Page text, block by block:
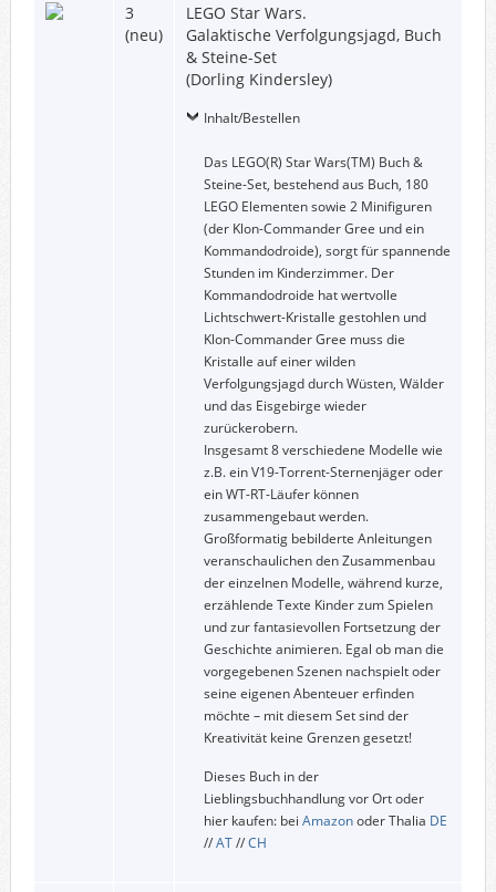
3
(neu)
LEGO Star Wars.
Galaktische Verfolgungsjagd, Buch
& Steine-Set
(Dorling Kindersley)
Inhalt/Bestellen
Das LEGO(R) Star Wars(TM) Buch &
Steine-Set, bestehend aus Buch, 180
LEGO Elementen sowie 2 Minifiguren
(der Klon-Commander Gree und ein
Kommandodroide), sorgt für spannende
Stunden im Kinderzimmer. Der
Kommandodroide hat wertvolle
Lichtschwert-Kristalle gestohlen und
Klon-Commander Gree muss die
Kristalle auf einer wilden
Verfolgungsjagd durch Wüsten, Wälder
und das Eisgebirge wieder
zurückerobern.
Insgesamt 8 verschiedene Modelle wie
z.B. ein V19-Torrent-Sternenjäger oder
ein WT-RT-Läufer können
zusammengebaut werden.
Großformatig bebilderte Anleitungen
veranschaulichen den Zusammenbau
der einzelnen Modelle, während kurze,
erzählende Texte Kinder zum Spielen
und zur fantasievollen Fortsetzung der
Geschichte animieren. Egal ob man die
vorgegebenen Szenen nachspielt oder
seine eigenen Abenteuer erfinden
möchte – mit diesem Set sind der
Kreativität keine Grenzen gesetzt!
Dieses Buch in der
Lieblingsbuchhandlung vor Ort oder
hier kaufen: bei Amazonoder Thalia DE
//AT//CH